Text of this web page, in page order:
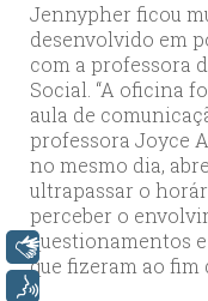
Jennypher ficou
desenvolvido em
com a professora
Social. “A oficina
aula de
professora Joyce
no mesmo dia,
ultrapassar o
perceber o
questionamentos
que fizeram ao fim
Libras